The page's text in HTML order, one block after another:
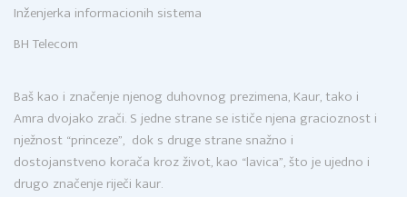
Inženjerka informacionih sistema
BH Telecom
Baš kao i značenje njenog duhovnog prezimena, Kaur, tako i
Amra dvojako zrači. S jedne strane se ističe njena gracioznost i
nježnost “princeze”, dok s druge strane snažno i
dostojanstveno korača kroz život, kao “lavica”, što je ujedno i
drugo značenje riječi kaur.